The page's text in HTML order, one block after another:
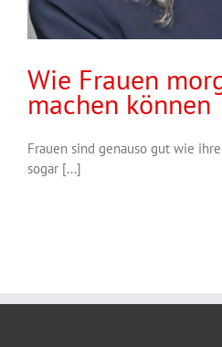
Wie Frauen
machen können
Frauen sind genauso gut wie
sogar [...]